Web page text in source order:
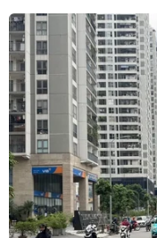
Hồ Hoàn
Tại kỳ họp Hội
vừa qua, một
trong Quy hoạch
giai đoạn 2026-